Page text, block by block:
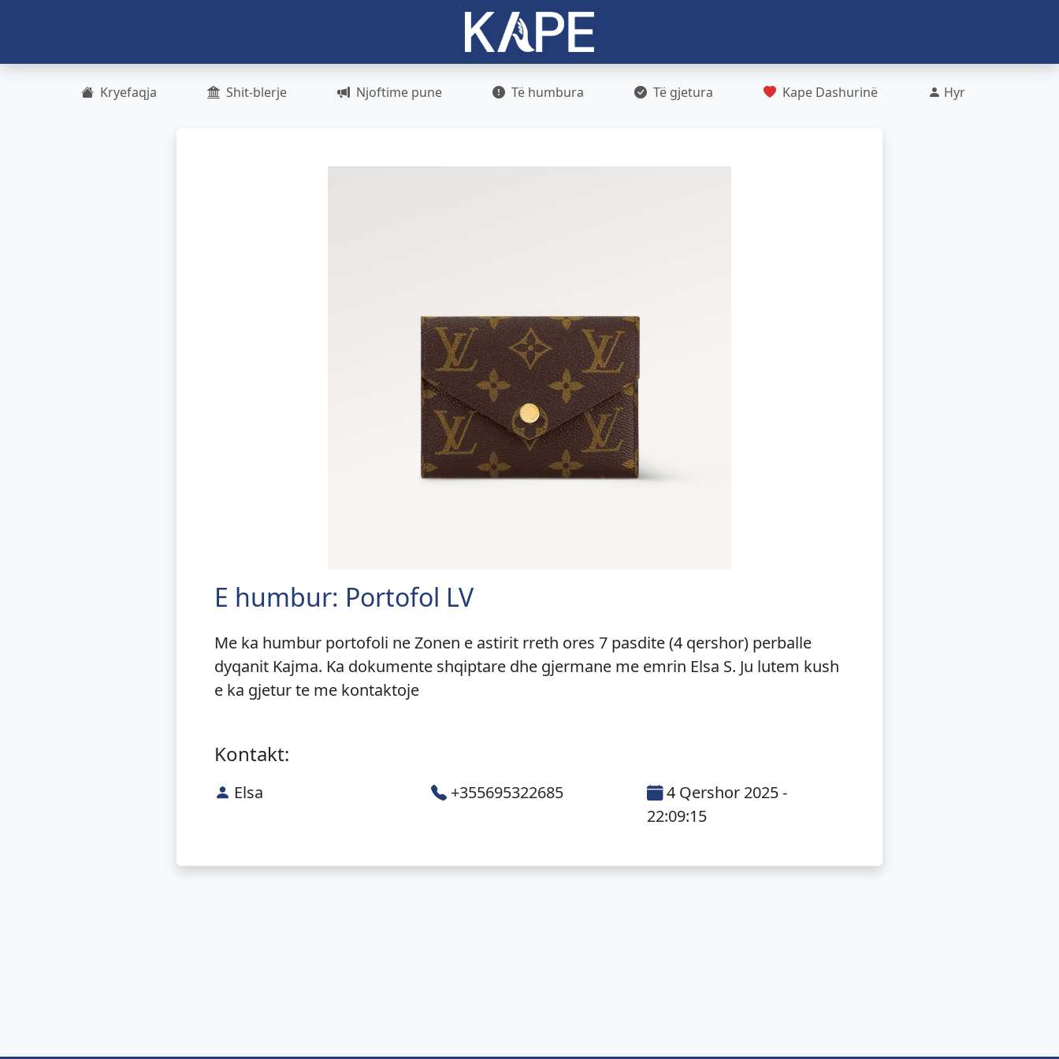
Kryefaqja Shit-blerje Njoftime pune Të humbura Të gjetura Kape Dashurinë Hyr
E humbur: Portofol LV
Me ka humbur portofoli ne Zonen e astirit rreth ores 7 pasdite (4 qershor) perballe
dyqanit Kajma. Ka dokumente shqiptare dhe gjermane me emrin Elsa S. Ju lutem kush
e ka gjetur te me kontaktoje
Kontakt:
Elsa +355695322685
4 Qershor 2025 -
22:09:15